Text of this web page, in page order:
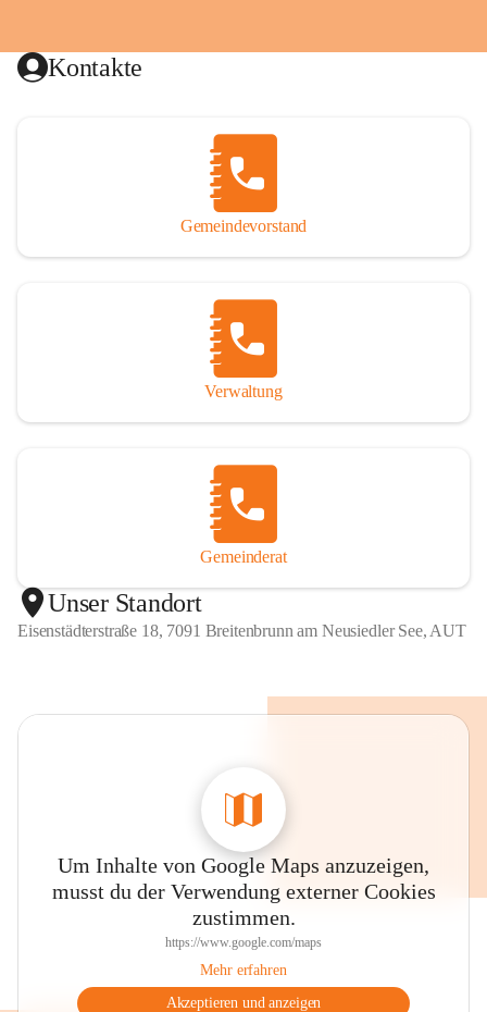
Kontakte
Gemeindevorstand
Verwaltung
Gemeinderat
Unser Standort
Eisenstädterstraße 18, 7091 Breitenbrunn am Neusiedler See, AUT
Um Inhalte von Google Maps anzuzeigen,
musst du der Verwendung externer Cookies
zustimmen.
https://www.google.com/maps
Mehr erfahren
Akzeptieren und anzeigen